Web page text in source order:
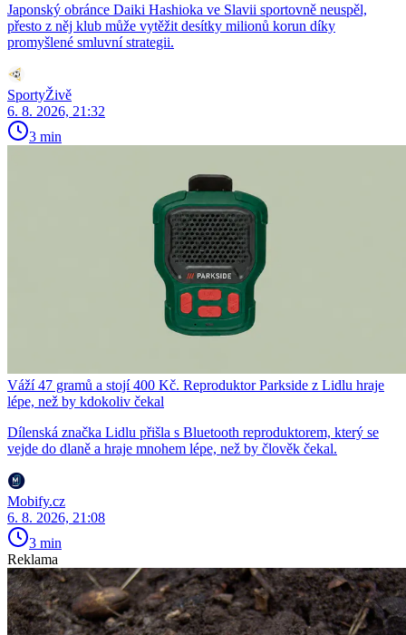
Japonský obránce Daiki Hashioka ve Slavii sportovně neuspěl,
přesto z něj klub může vytěžit desítky milionů korun díky
promyšlené smluvní strategii.
SportyŽivě
6. 8. 2026, 21:32
3 min
Váží 47 gramů a stojí 400 Kč. Reproduktor Parkside z Lidlu hraje
lépe, než by kdokoliv čekal
Dílenská značka Lidlu přišla s Bluetooth reproduktorem, který se
vejde do dlaně a hraje mnohem lépe, než by člověk čekal.
Mobify.cz
6. 8. 2026, 21:08
3 min
Reklama